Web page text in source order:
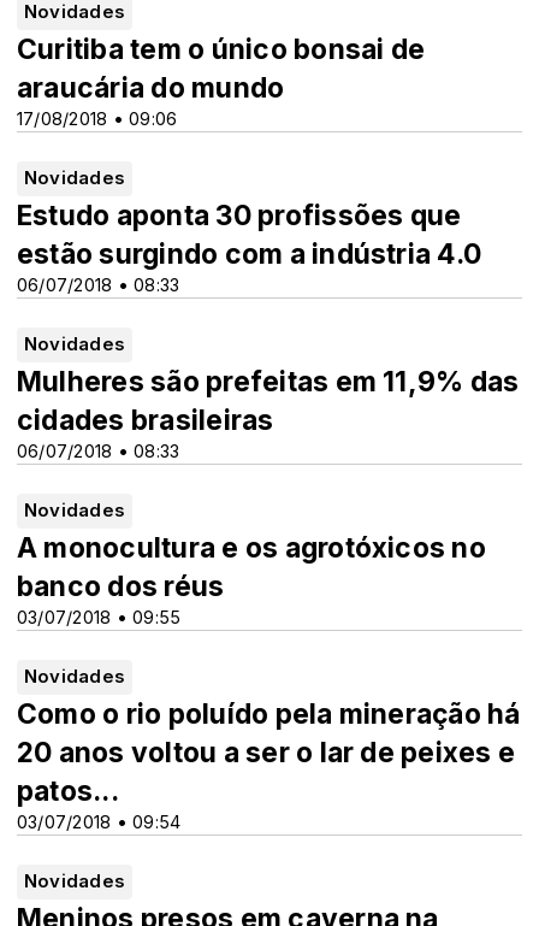
Novidades
17/08/2018 • 09:06
Curitiba tem o único bonsai de
araucária do mundo
Novidades
06/07/2018 • 08:33
Estudo aponta 30 profissões que
estão surgindo com a indústria 4.0
Novidades
06/07/2018 • 08:33
Mulheres são prefeitas em 11,9% das
cidades brasileiras
Novidades
03/07/2018 • 09:55
A monocultura e os agrotóxicos no
banco dos réus
Novidades
03/07/2018 • 09:54
Como o rio poluído pela mineração há
20 anos voltou a ser o lar de peixes e
patos...
Novidades
Meninos presos em caverna na